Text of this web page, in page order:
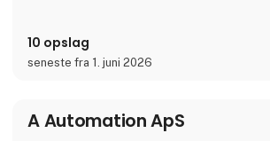
mærkningssystem er det bedste
mærkningssystem i verden.
Simplewires clips overfører ID'et fra dine
sikringer til alle el
10 opslag
seneste fra 1. juni 2026
A Automation ApS